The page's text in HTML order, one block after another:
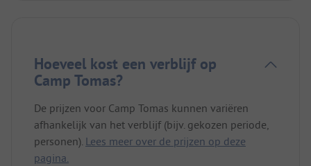
Hoeveel kost een verblijf op
Camp Tomas?
De prijzen voor Camp Tomas kunnen variëren
afhankelijk van het verblijf (bijv. gekozen periode,
personen). Lees meer over de prijzen op deze
pagina.